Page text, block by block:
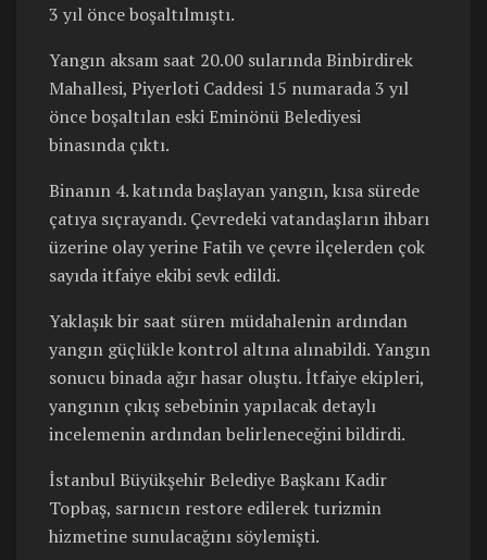
3 yıl önce boşaltılmıştı.
Yangın aksam saat 20.00 sularında Binbirdirek
Mahallesi, Piyerloti Caddesi 15 numarada 3 yıl
önce boşaltılan eski Eminönü Belediyesi
binasında çıktı.
Binanın 4. katında başlayan yangın, kısa sürede
çatıya sıçrayandı. Çevredeki vatandaşların ihbarı
üzerine olay yerine Fatih ve çevre ilçelerden çok
sayıda itfaiye ekibi sevk edildi.
Yaklaşık bir saat süren müdahalenin ardından
yangın güçlükle kontrol altına alınabildi. Yangın
sonucu binada ağır hasar oluştu. İtfaiye ekipleri,
yangının çıkış sebebinin yapılacak detaylı
incelemenin ardından belirleneceğini bildirdi.
İstanbul Büyükşehir Belediye Başkanı Kadir
Topbaş, sarnıcın restore edilerek turizmin
hizmetine sunulacağını söylemişti.